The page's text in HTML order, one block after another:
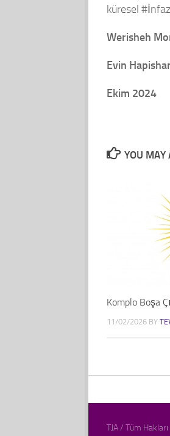
küresel
Werisheh
Evin
Ekim 2024
YOU MAY
Komplo Boşa
11/02/2026BY
TJA / Tüm Hakları